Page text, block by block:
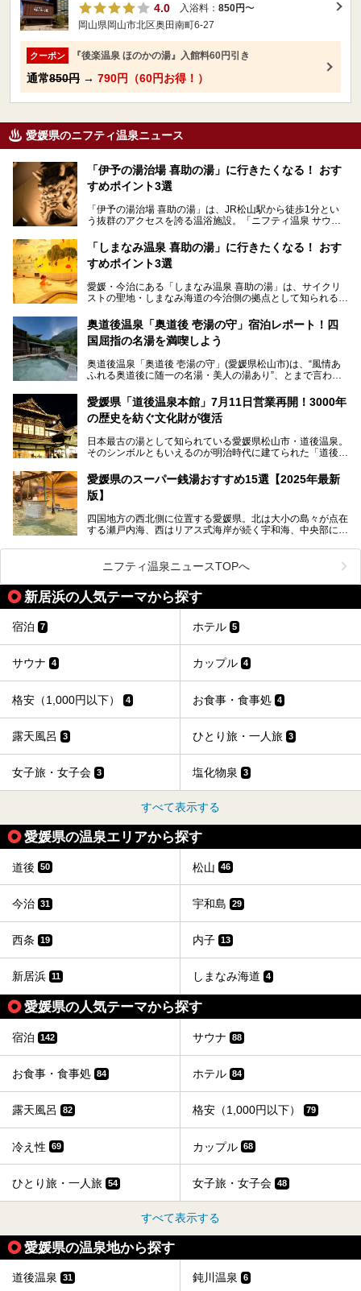
4.0
入浴料： 850円〜
岡山県岡山市北区奥田南町6-27
クーポン 『後楽温泉 ほのかの湯』入館料60円引き
通常850円 → 790円（60円お得！）
愛媛県のニフティ温泉ニュース
「伊予の湯治場 喜助の湯」に行きたくなる！ おす
すめポイント3選
「伊予の湯治場 喜助の湯」は、JR松山駅から徒歩1分とい
う抜群のアクセスを誇る温浴施設。「ニフティ温泉 サウナ
ナーが訪れる人気スポットです。天然温泉・サウナ・岩盤
浴・食事・宿泊まで“癒しのすべて”がそろう人気施設の中で
も、特におすすめしたい3つのポイントについて厳選してお
「しまなみ温泉 喜助の湯」に行きたくなる！ おす
すめポイント3選
愛媛・今治にある「しまなみ温泉 喜助の湯」は、サイクリ
ストの聖地・しまなみ海道の今治側の拠点として知られる人
ばれていて、自転車ロッカーや工具、給水サービスなど、旅
人に嬉しい工夫がたっぷり。お風呂は内湯から半露天、サウ
ナまで種類豊富で広々空間。泉質も温度もバリエーション豊
ポイントについて厳選してお届けします。読めばきっと、行
きたくなること間違いなし！
奥道後温泉「奥道後 壱湯の守」宿泊レポート！四
国屈指の名湯を満喫しよう
奥道後温泉「奥道後 壱湯の守」(愛媛県松山市)は、“風情あ
ふれる奥道後に随一の名湯・美人の湯あり”、とまで言われ
露天風呂。日々の生活から隔離された非日常感を味わえま
す。
ト。今回はニフティ温泉ライターである筆者自ら宿泊し、名
物の大露天風呂「翠明の湯」の全浴槽をご紹介。また、パブ
その魅力をご紹介します！
愛媛県「道後温泉本館」7月11日営業再開！3000年
の歴史を紡ぐ文化財が復活
日本最古の湯として知られている愛媛県松山市・道後温泉。
そのシンボルともいえるのが明治時代に建てられた「道後温
いた保存修理工事が終わり、いよいよ2024年7月11日から
全館営業再開となります。
愛媛県のスーパー銭湯おすすめ15選【2025年最新
版】
四国地方の西北側に位置する愛媛県。北は大小の島々が点在
する瀬戸内海、西はリアス式海岸が続く宇和海、中央部には
な自然と、温暖な気候が魅力の県です。
日本最古の温泉といわれる道後温泉を筆頭に、多くの温泉が
ある愛媛県は、スーパー銭湯も豊富です。中には、中四国地
方を代表する人気の施設も。今回は、愛媛県の誇るスーパー
銭湯をピックアップしました。
ニフティ温泉ニュースTOPへ
新居浜の人気テーマから探す
宿泊 7 ホテル 5
サウナ 4 カップル 4
格安（1,000円以下） 4 お食事・食事処 4
露天風呂 3 ひとり旅・一人旅 3
女子旅・女子会 3 塩化物泉 3
すべて表示する
愛媛県の温泉エリアから探す
道後 50 松山 46
今治 31 宇和島 29
西条 19 内子 13
新居浜 11 しまなみ海道 4
愛媛県の人気テーマから探す
宿泊 142 サウナ 88
お食事・食事処 84 ホテル 84
露天風呂 82 格安（1,000円以下） 79
冷え性 69 カップル 68
ひとり旅・一人旅 54 女子旅・女子会 48
すべて表示する
愛媛県の温泉地から探す
道後温泉 31 鈍川温泉 6